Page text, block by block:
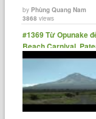
byPhùng Quang Nam
3868 views
#1369 Từ Opunake
Beach Carnival,